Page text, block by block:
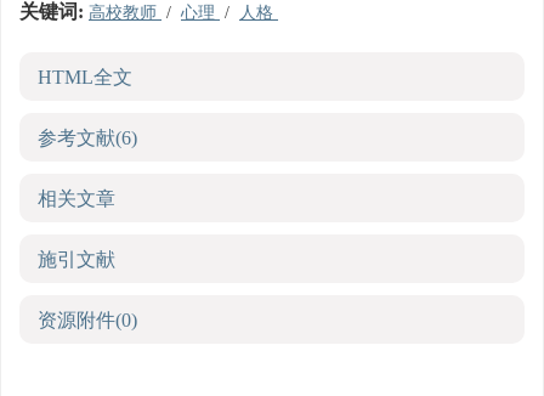
关键词: 高校教师 / 心理 / 人格
HTML全文
参考文献(6)
相关文章
施引文献
资源附件(0)